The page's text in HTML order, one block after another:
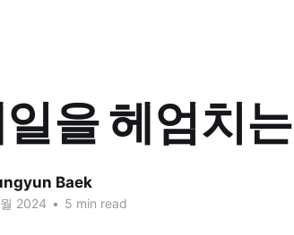
일을 헤엄치
Baek
2024 • 5 min read